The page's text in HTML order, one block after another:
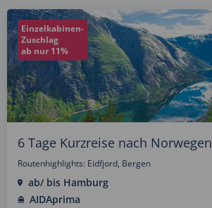
Einzelkabinen-
Zuschlag
ab nur 11%
6 Tage Kurzreise nach Norwegen
Routenhighlights: Eidfjord, Bergen
ab/ bis Hamburg
AIDAprima